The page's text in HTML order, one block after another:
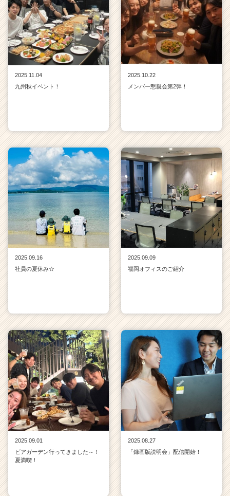
2025.11.04
九州秋イベント！
2025.10.22
メンバー懇親会第2弾！
2025.09.16
社員の夏休み☆
2025.09.09
福岡オフィスのご紹介
2025.09.01
ビアガーデン行ってきました～！
夏満喫！
2025.08.27
「録画版説明会」配信開始！